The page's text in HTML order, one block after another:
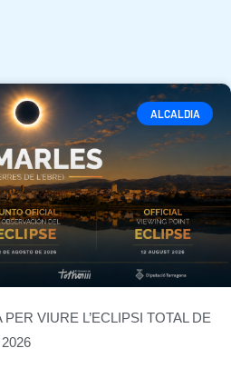
ALCALDIA
VIURE L’ECLIPSI TOTAL DE